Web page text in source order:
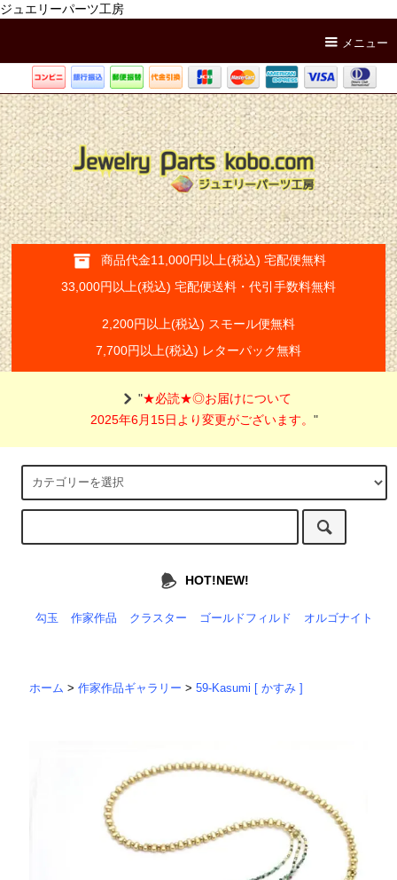
ジュエリーパーツ工房
メニュー
商品代金11,000円以上(税込) 宅配便無料
33,000円以上(税込) 宅配便送料・代引手数料無料
2,200円以上(税込) スモール便無料
7,700円以上(税込) レターパック無料
"★必読★◎お届けについて
2025年6月15日より変更がございます。"
HOT!NEW!
勾玉 作家作品 クラスター ゴールドフィルド オルゴナイト
ホーム >作家作品ギャラリー >59-Kasumi [ かすみ ]